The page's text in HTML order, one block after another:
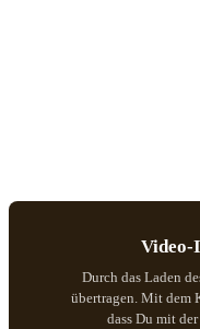
Video-
Durch das Laden
übertragen. Mit dem
dass Du mit